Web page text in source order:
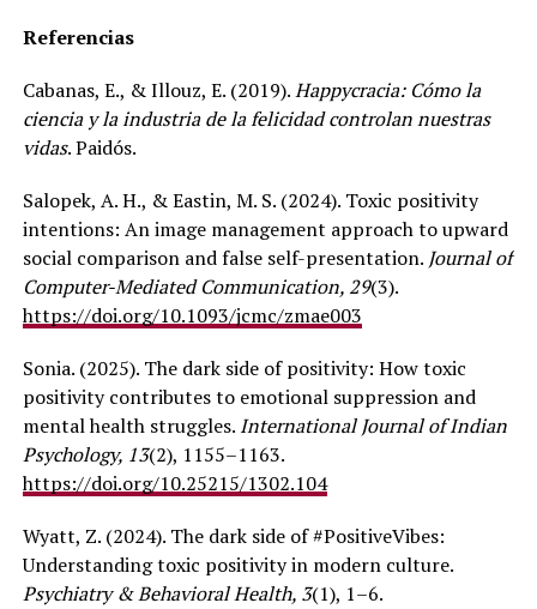
Referencias
Cabanas, E., & Illouz, E. (2019).Happycracia: Cómo la
ciencia y la industria de la felicidad controlan nuestras
vidas. Paidós.
Salopek, A. H., & Eastin, M. S. (2024). Toxic positivity
intentions: An image management approach to upward
social comparison and false self-presentation. Journal of
Computer-Mediated Communication, 29(3).
https://doi.org/10.1093/jcmc/zmae003
Sonia. (2025). The dark side of positivity: How toxic
positivity contributes to emotional suppression and
mental health struggles. International Journal of Indian
Psychology, 13(2), 1155–1163.
https://doi.org/10.25215/1302.104
Wyatt, Z. (2024). The dark side of #PositiveVibes:
Understanding toxic positivity in modern culture.
Psychiatry & Behavioral Health, 3(1), 1–6.